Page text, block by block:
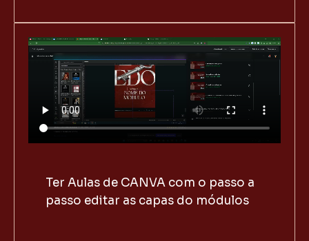
Ter Aulas de CANVA com o passo a
passo editar as capas do módulos